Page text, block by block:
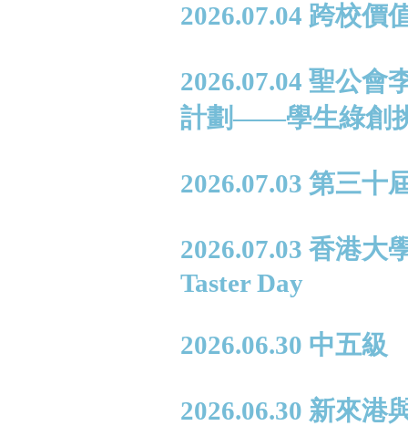
2026.07.04 跨校價
2026.07.04 聖公會
計劃——學生綠創
2026.07.03 第三十
2026.07.03 香港
Taster Day
2026.06.30 中五級
2026.06.30 新來港